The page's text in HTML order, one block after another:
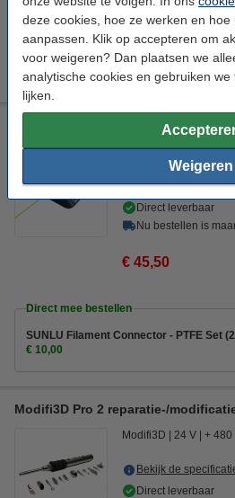
deze cookies, hoe ze werken en
aanpassen. Klik op accepteren om
voor weigeren? Dan plaatsen we
analytische cookies en gebruiken
lijken.
Weigeren
Direct leverbaar
Nu bestellen is
€ 34,50
SUNLU Filament Connector
Sunlu 1,75 mm
Bekijk de
Direct leverbaar
Nu bestellen is
€ 45,50
Direct mee bestellen
SUNLU Filament Connector - PTFE Set
€ 10,00
Modifi3D Pro 2 reparatie-/
Modifi3D 24 V + 480
Bekijk de
Direct leverbaar